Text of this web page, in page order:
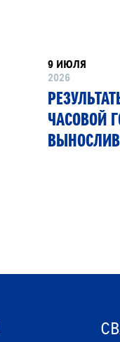
9 ИЮЛЯ
2026
ЧАСОВОЙ